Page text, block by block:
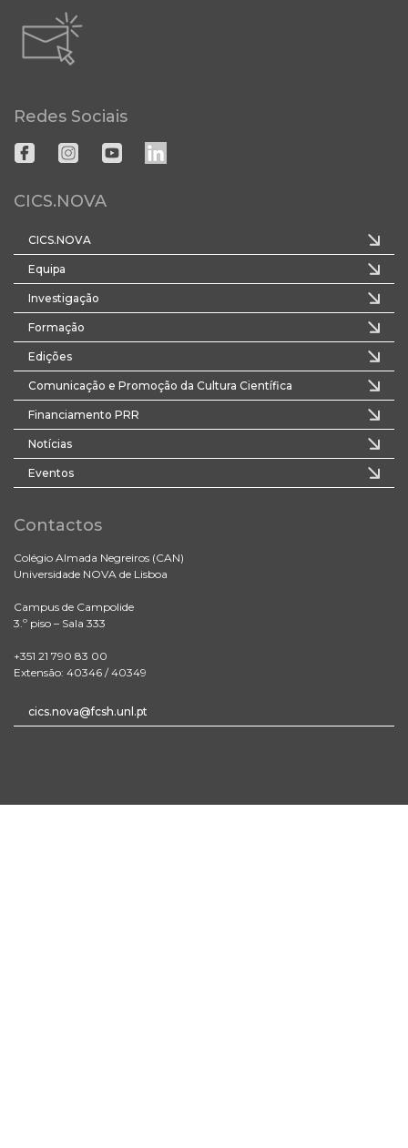
Redes Sociais
CICS.NOVA
CICS.NOVA
Equipa
Investigação
Formação
Edições
Comunicação e Promoção da Cultura Científica
Financiamento PRR
Notícias
Eventos
Contactos
Colégio Almada Negreiros (CAN)
Universidade NOVA de Lisboa
Campus de Campolide
3.º piso – Sala 333
+351 21 790 83 00
Extensão: 40346 / 40349
cics.nova@fcsh.unl.pt